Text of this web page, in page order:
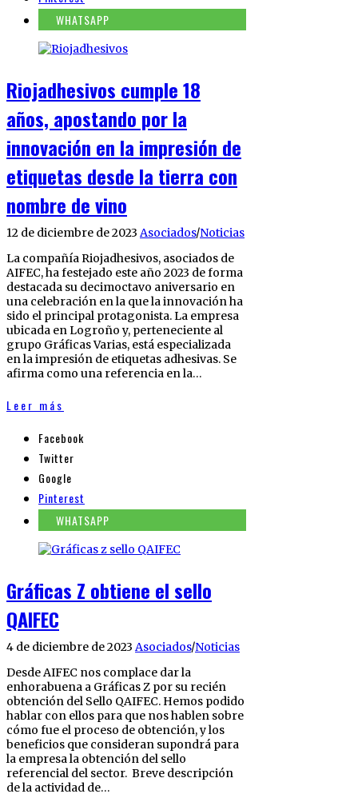
WHATSAPP
Riojadhesivos cumple 18
años, apostando por la
innovación en la impresión de
etiquetas desde la tierra con
nombre de vino
12 de diciembre de 2023 Asociados/Noticias
La compañía Riojadhesivos, asociados de
AIFEC, ha festejado este año 2023 de forma
destacada su decimoctavo aniversario en
una celebración en la que la innovación ha
sido el principal protagonista. La empresa
ubicada en Logroño y, perteneciente al
grupo Gráficas Varias, está especializada
en la impresión de etiquetas adhesivas. Se
afirma como una referencia en la…
Leer más
Facebook
Twitter
Google
Pinterest
WHATSAPP
Gráficas Z obtiene el sello
QAIFEC
4 de diciembre de 2023 Asociados/Noticias
Desde AIFEC nos complace dar la
enhorabuena a Gráficas Z por su recién
obtención del Sello QAIFEC. Hemos podido
hablar con ellos para que nos hablen sobre
cómo fue el proceso de obtención, y los
beneficios que consideran supondrá para
la empresa la obtención del sello
referencial del sector. Breve descripción
de la actividad de…